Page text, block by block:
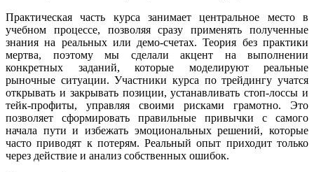
Практическая часть курса занимает центральное место в
учебном процессе, позволяя сразу применять полученные
знания на реальных или демо-счетах. Теория без практики
мертва, поэтому мы сделали акцент на выполнении
конкретных заданий, которые моделируют реальные
рыночные ситуации. Участники курса по трейдингу учатся
открывать и закрывать позиции, устанавливать стоп-лоссы и
тейк-профиты, управляя своими рисками грамотно. Это
позволяет сформировать правильные привычки с самого
начала пути и избежать эмоциональных решений, которые
часто приводят к потерям. Реальный опыт приходит только
через действие и анализ собственных ошибок.